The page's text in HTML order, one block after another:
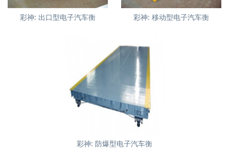
彩神: 出口型电子汽车衡 彩神:移动型电子汽车衡
彩神: 防爆型电子汽车衡